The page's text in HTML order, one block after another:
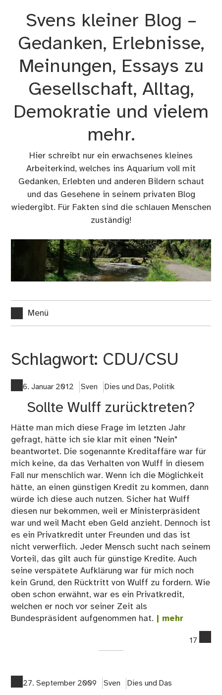
Svens kleiner Blog –
Gedanken, Erlebnisse,
Meinungen, Essays zu
Gesellschaft, Alltag,
Demokratie und vielem
mehr.
Hier schreibt nur ein erwachsenes kleines
Arbeiterkind, welches ins Aquarium voll mit
Gedanken, Erlebten und anderen Bildern schaut
und das Gesehene in seinem privaten Blog
wiedergibt. Für Fakten sind die schlauen Menschen
zuständig!
Menü
Schlagwort: CDU/CSU
6. Januar 2012 Sven Dies und Das, Politik
Sollte Wulff zurücktreten?
Hätte man mich diese Frage im letzten Jahr
gefragt, hätte ich sie klar mit einen "Nein"
beantwortet. Die sogenannte Kreditaffäre war für
mich keine, da das Verhalten von Wulff in diesem
Fall nur menschlich war. Wenn ich die Möglichkeit
hätte, an einen günstigen Kredit zu kommen, dann
würde ich diese auch nutzen. Sicher hat Wulff
diesen nur bekommen, weil er Ministerpräsident
war und weil Macht eben Geld anzieht. Dennoch ist
es ein Privatkredit unter Freunden und das ist
nicht verwerflich. Jeder Mensch sucht nach seinem
Vorteil, das gilt auch für günstige Kredite. Auch
seine verspätete Aufklärung war für mich noch
kein Grund, den Rücktritt von Wulff zu fordern. Wie
oben schon erwähnt, war es ein Privatkredit,
welchen er noch vor seiner Zeit als
Bundespräsident aufgenommen hat. | mehr
17
27. September 2009 Sven Dies und Das